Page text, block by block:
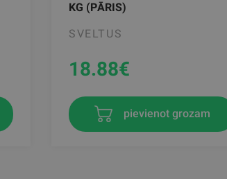
KG (PĀRIS)
SVELTUS
18.88€
pievienot grozam